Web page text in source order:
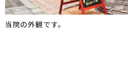
当院の外観です。